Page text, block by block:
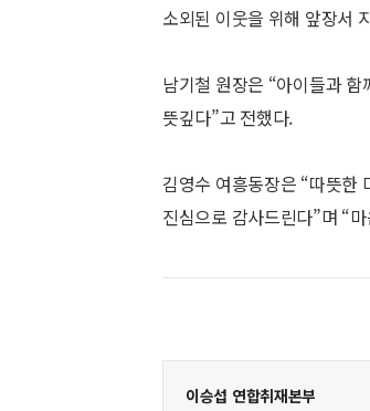
소외된 이웃을 위해 앞장서
남기철 원장은 “아이들과
뜻깊다”고 전했다.
김영수 여흥동장은 “따뜻한
진심으로 감사드린다”며 “
이승섭 연합취재본부